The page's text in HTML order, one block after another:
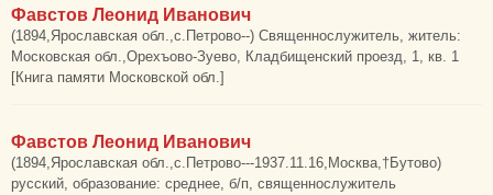
Фавстов Леонид Иванович
(1894,Ярославская обл.,с.Петрово--) Священнослужитель, житель:
Московская обл.,Орехъово-Зуево, Кладбищенский проезд, 1, кв. 1
[Книга памяти Московской обл.]
Фавстов Леонид Иванович
(1894,Ярославская обл.,с.Петрово---1937.11.16,Москва,†Бутово)
русский, образование: среднее, б/п, священнослужитель